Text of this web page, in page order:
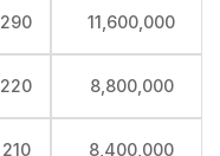
290 11,600,000
220 8,800,000
210 8,400,000